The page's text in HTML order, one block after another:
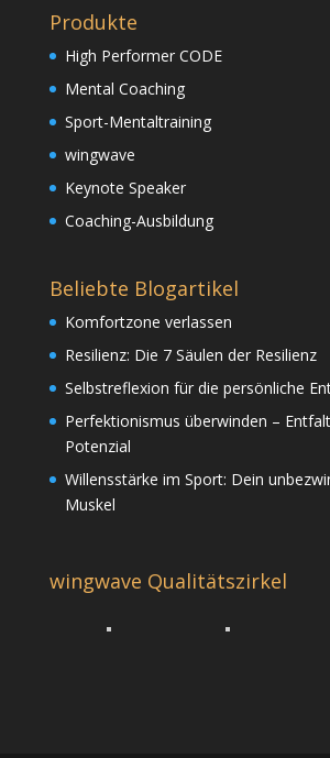
Produkte
High Performer CODE
Mental Coaching
Sport-Mentaltraining
wingwave
Keynote Speaker
Coaching-Ausbildung
Beliebte Blogartikel
Komfortzone verlassen
Resilienz: Die 7 Säulen der Resilienz
Selbstreflexion für die persönliche
Perfektionismus überwinden –
Potenzial
Willensstärke im Sport: Dein
Muskel
wingwave Qualitätszirkel